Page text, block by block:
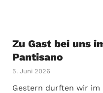
Zu Gast bei uns
Pantisano
5. Juni 2026
Gestern durften wir im